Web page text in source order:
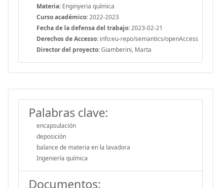
Materia: Enginyeria química
Curso académico:2022-2023
Fecha de la defensa del trabajo:2023-02-21
Derechos de Accesso: info:eu-repo/semantics/openAccess
Director del proyecto:Giamberini, Marta
Palabras clave:
encapsulación
deposición
balance de materia en la lavadora
Ingeniería química
Documentos: